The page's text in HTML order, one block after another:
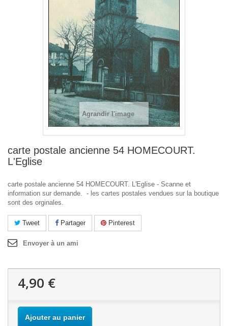
Agrandir l'image
carte postale ancienne 54 HOMECOURT.
L'Eglise
carte postale ancienne 54 HOMECOURT. L'Eglise - Scanne et
information sur demande. - les cartes postales vendues sur la boutique
sont des orginales.
Tweet Partager Pinterest
Envoyer à un ami
4,90 €
Ajouter au panier